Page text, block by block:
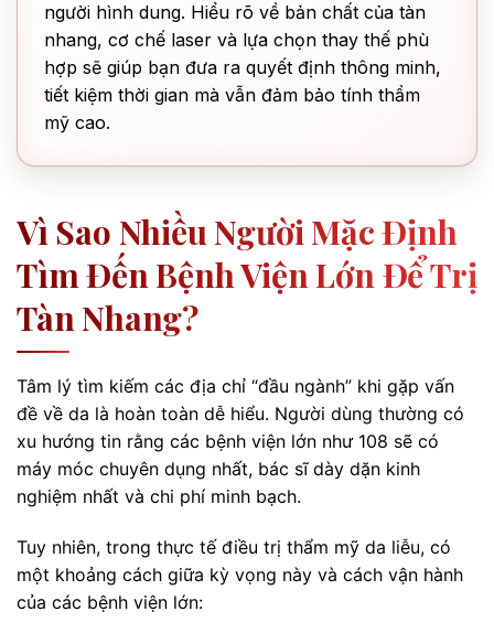
người hình dung. Hiểu rõ về bản chất của tàn
nhang, cơ chế laser và lựa chọn thay thế phù
hợp sẽ giúp bạn đưa ra quyết định thông minh,
tiết kiệm thời gian mà vẫn đảm bảo tính thẩm
mỹ cao.
Vì Sao Nhiều Người Mặc Định
Tìm Đến Bệnh Viện Lớn Để Trị
Tàn Nhang?
Tâm lý tìm kiếm các địa chỉ “đầu ngành” khi gặp vấn
đề về da là hoàn toàn dễ hiểu. Người dùng thường có
xu hướng tin rằng các bệnh viện lớn như 108 sẽ có
máy móc chuyên dụng nhất, bác sĩ dày dặn kinh
nghiệm nhất và chi phí minh bạch.
Tuy nhiên, trong thực tế điều trị thẩm mỹ da liễu, có
một khoảng cách giữa kỳ vọng này và cách vận hành
của các bệnh viện lớn: